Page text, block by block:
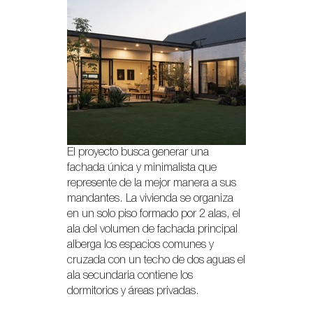
El proyecto busca generar una
fachada única y minimalista que
represente de la mejor manera a sus
mandantes. La vivienda se organiza
en un solo piso formado por 2 alas, el
ala del volumen de fachada principal
alberga los espacios comunes y
cruzada con un techo de dos aguas el
ala secundaria contiene los
dormitorios y áreas privadas.